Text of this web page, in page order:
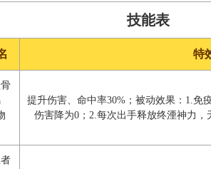
技能表
特
提升伤害、命中率30%；被动效果：1.免
伤害降为0；2.每次出手释放终湮神力